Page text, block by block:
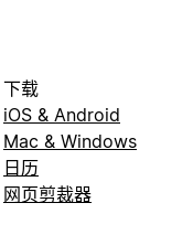
下载
iOS & Android
Mac & Windows
日历
网页剪裁器